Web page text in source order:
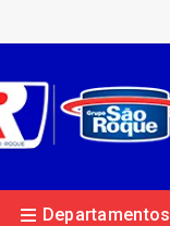
Departamentos